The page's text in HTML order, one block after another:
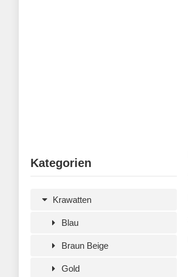
Kategorien
Krawatten
Blau
Braun Beige
Gold